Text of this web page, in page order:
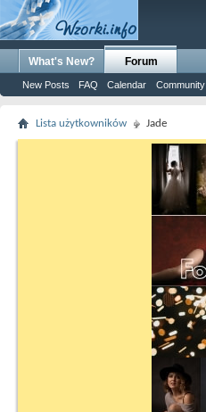
What's New? Forum
New Posts FAQ Calendar Community
Lista użytkowników Jade